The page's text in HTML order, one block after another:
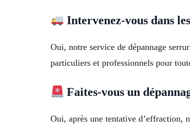
Intervenez-vous dans
Oui, notre service de dépannage
particuliers et professionnels pour
Faites-vous un
Oui, après une tentative d’effraction,